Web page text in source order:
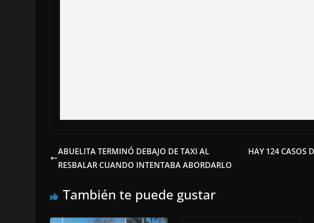
ABUELITA TERMINÓ DEBAJO DE TAXI AL
RESBALAR CUANDO INTENTABA ABORDARLO
HAY 124 CASOS
También te puede gustar